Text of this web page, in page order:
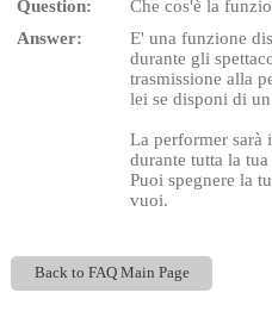
Question:
Che cos'è la
Answer:
E' una funzione
durante gli
trasmissione alla
lei se disponi di
La performer sarà
durante tutta la
Puoi spegnere la
vuoi.
Back to FAQ Main Page
LIMITED